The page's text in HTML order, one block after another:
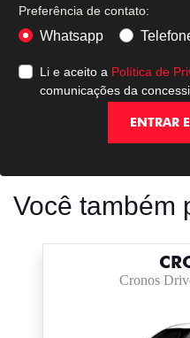
Preferência de contato:
Whatsapp
Li e aceito a Política de
comunicações da
ENTRAR
Você também
Cronos